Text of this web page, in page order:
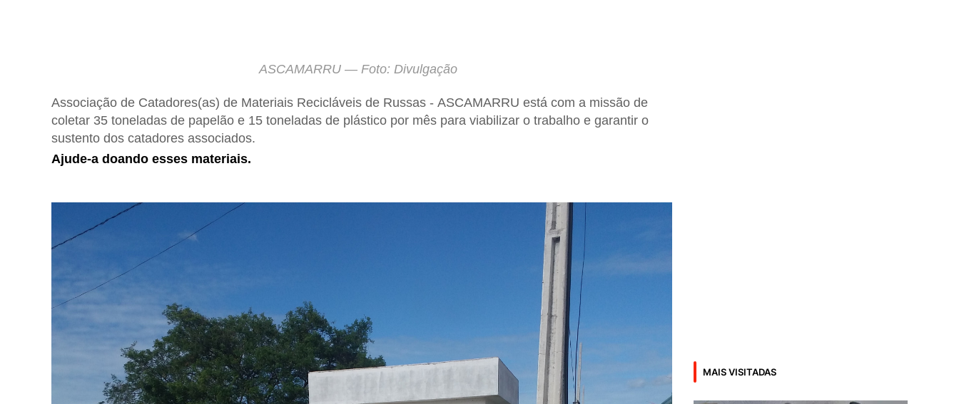
ASCAMARRU — Foto: Divulgação
Associação de Catadores(as) de Materiais Recicláveis de Russas - ASCAMARRU está com a missão de
coletar 35 toneladas de papelão e 15 toneladas de plástico por mês para viabilizar o trabalho e garantir o
sustento dos catadores associados.
Ajude-a doando esses materiais.
MAIS VISITADAS